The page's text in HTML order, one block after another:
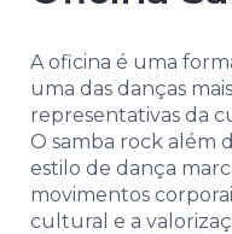
A oficina é uma
uma das danças
representativas da
O samba rock além
estilo de dança
movimentos
cultural e a